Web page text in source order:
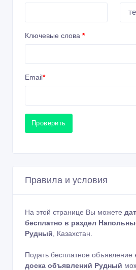
Ключевые слова *
Email*
Проверить
Правила и условия
На этой странице Вы можете
бесплатно в раздел
Рудный , Казахстан.
Подать бесплатное объявление
доска объявлений Рудный